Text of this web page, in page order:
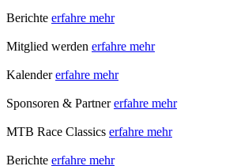
Berichte erfahre mehr
Mitglied werden erfahre mehr
Kalender erfahre mehr
Sponsoren & Partner erfahre mehr
MTB Race Classics erfahre mehr
Berichte erfahre mehr